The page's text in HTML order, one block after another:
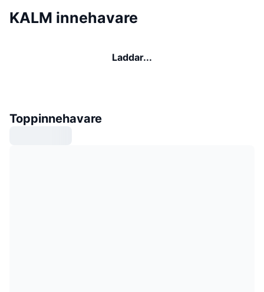
KALM innehavare
Laddar...
Toppinnehavare